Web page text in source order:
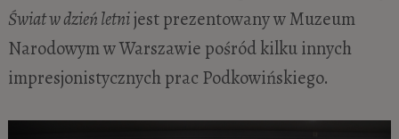
Świat w dzień letnijest prezentowany w Muzeum
Narodowym w Warszawie pośród kilku innych
impresjonistycznych prac Podkowińskiego.